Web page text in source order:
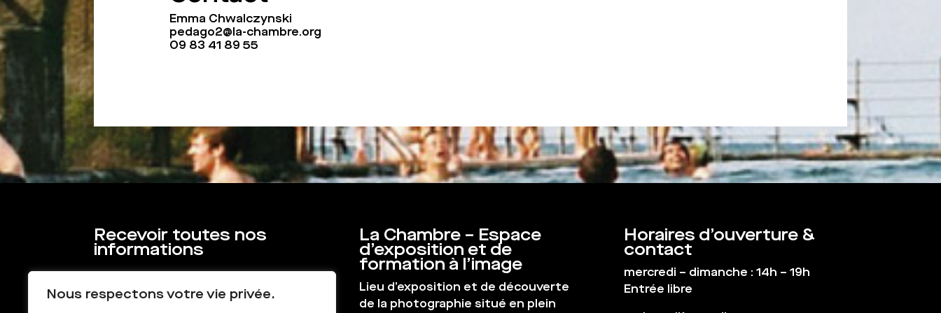
Nous respectons votre vie privée.
Emma Chwalczynski
pedago2@la-chambre.org
09 83 41 89 55
Recevoir toutes nos
informations
La Chambre – Espace
d’exposition et de
formation à l’image
Lieu d’exposition et de découverte
de la photographie situé en plein
Horaires d’ouverture &
contact
mercredi – dimanche : 14h – 19h
Entrée libre